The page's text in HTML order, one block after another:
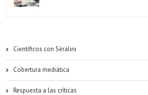
Científicos con Séralini
Cobertura mediática
Respuesta a las críticas